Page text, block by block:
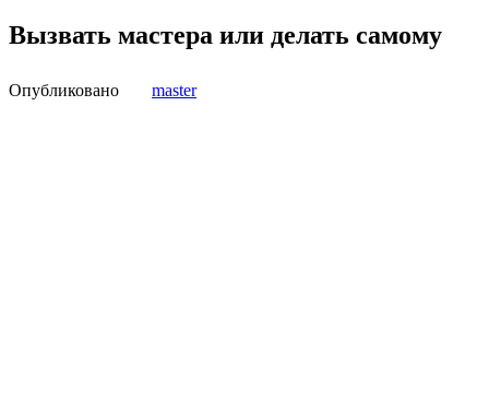
Вызвать мастера или делать самому
Опубликовано master